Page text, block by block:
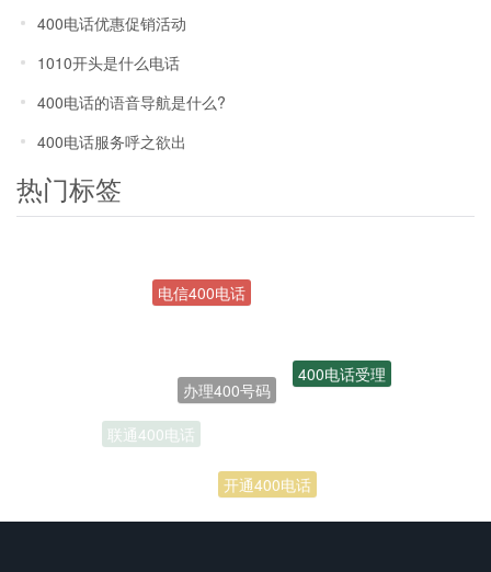
400电话优惠促销活动
1010开头是什么电话
400电话的语音导航是什么?
400电话服务呼之欲出
热门标签
开通400电话
联通400电话
400电话受理